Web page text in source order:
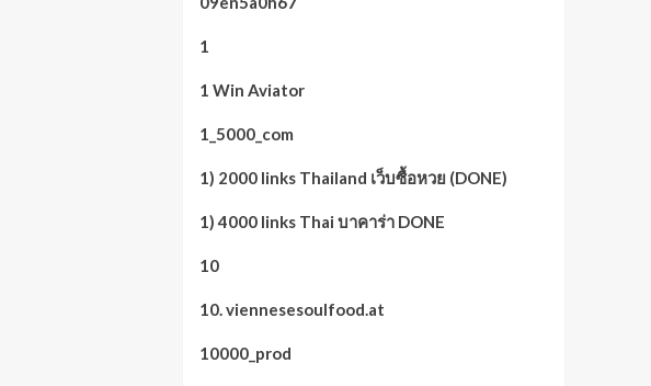
1
1 Win Aviator
1_5000_com
1) 2000 links Thailand เว็บซื้อหวย (DONE)
1) 4000 links Thai บาคาร่า DONE
10
10. viennesesoulfood.at
10000_prod